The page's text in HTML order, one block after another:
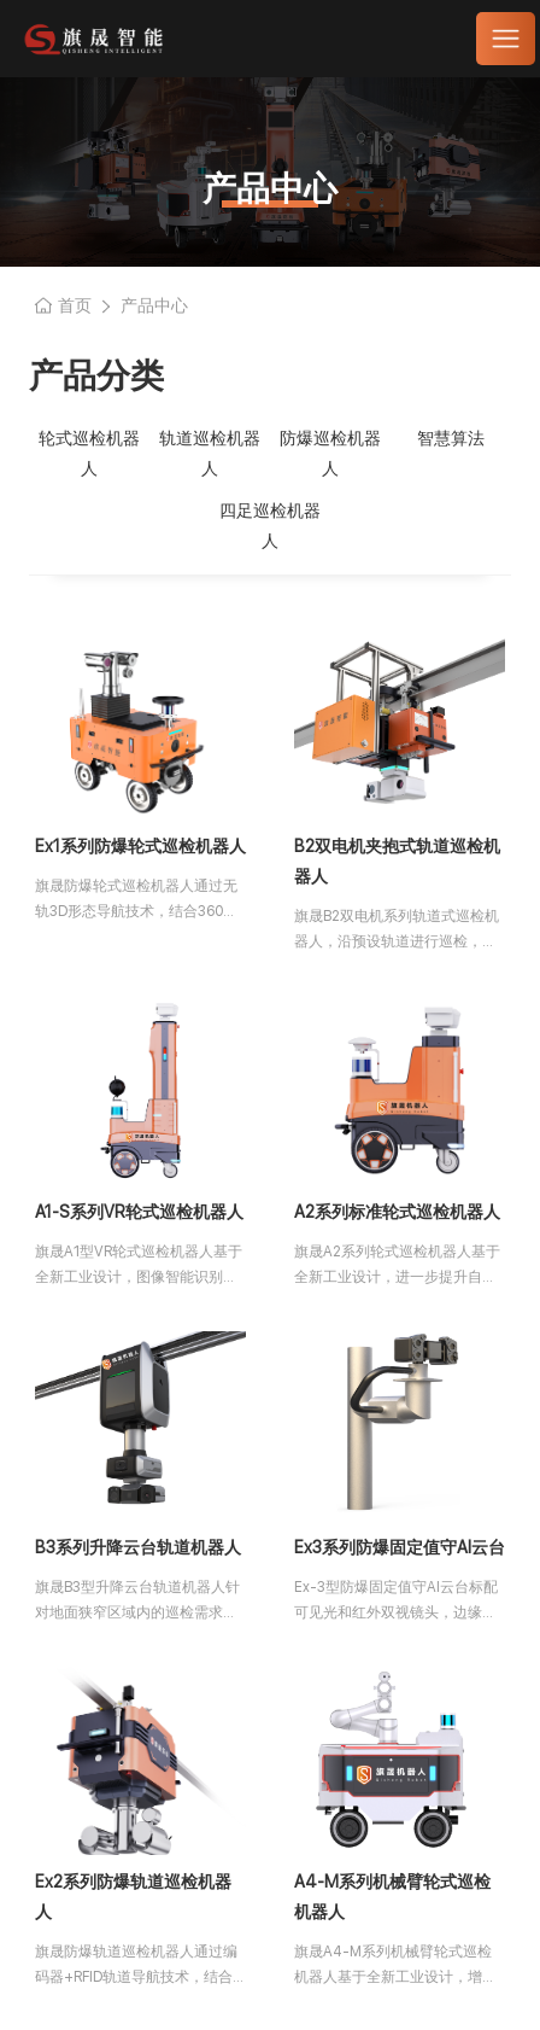
产品中心
首页 产品中心
产品分类
轮式巡检机器
人
轨道巡检机器
人
防爆巡检机器
人
智慧算法
四足巡检机器
人
Ex1系列防爆轮式巡检机器人
旗晟防爆轮式巡检机器人通过无
轨3D形态导航技术，结合360度
炸环境中，代替传统人工巡检进
行无人化设备及环境巡视巡逻。
B2双电机夹抱式轨道巡检机
器人
旗晟B2双电机系列轨道式巡检机
器人，沿预设轨道进行巡检，无
高度自主性和智能化特点。
A1-S系列VR轮式巡检机器人
旗晟A1型VR轮式巡检机器人基于
全新工业设计，图像智能识别与
强机器人状态的感知深度，使得
机器人具备高度自主性和智能
化。
A2系列标准轮式巡检机器人
旗晟A2系列轮式巡检机器人基于
全新工业设计，进一步提升自身
准确定位；配以场景性图像智能
识别与分析，使巡检机器人具有
更高的自主性和智能化。
B3系列升降云台轨道机器人
旗晟B3型升降云台轨道机器人针
对地面狭窄区域内的巡检需求，
及利用升降云台实现巡检动作。
巡检采集的数据和状况能实时反
馈回运维平台，实现无人值守智
能管理。
Ex3系列防爆固定值守AI云台
Ex-3型防爆固定值守AI云台标配
可见光和红外双视镜头，边缘化
优势。支持与机器人的监控视野
形成联动。可广泛应用于石油、
化工、钢铁冶金、燃气等II类爆炸
环境中。
Ex2系列防爆轨道巡检机器
人
旗晟防爆轨道巡检机器人通过编
码器+RFID轨道导航技术，结合
A4-M系列机械臂轮式巡检
机器人
旗晟A4-M系列机械臂轮式巡检
机器人基于全新工业设计，增加